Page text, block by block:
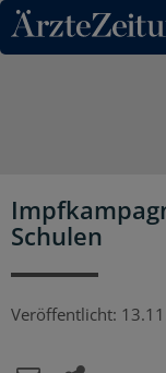
Direkt zum
Schulen
Veröffentlicht: